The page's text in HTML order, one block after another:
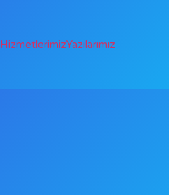
HizmetlerimizYazılarımız